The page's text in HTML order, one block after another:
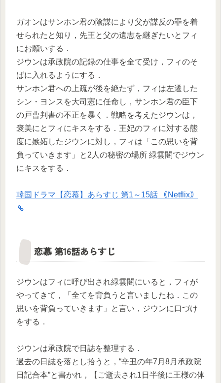
ガオンはサンホン君の陰謀により父が謀反の罪を着
せられたと知り，先王と父の遺志を継ぎたいとフィ
にお願いする．
ジウンは承政院の記録の仕事を全て受け，フィのそ
ばに入れるようにする．
サンホン君への上疏が後を絶たず，フィは左遷した
シン・ヨンスを大司憲に任命し，サンホン君の臣下
の戸曹判書の不正を暴く．戦略を考えたジウンは，
褒美にとフィにキスをする．王妃のフィに対する態
度に嫉妬したジウンに対し，フィは「この思いを背
負っていきます」と2人の秘密の場所 緑雲閣でジウン
にキスをする．
韓国ドラマ【恋慕】あらすじ 第1～15話 ｟Netflix｠
恋慕 第16話あらすじ
ジウンはフィに呼び出され緑雲閣にいると，フィが
やってきて，「全てを背負うと言いましたね．この
思いを背負っていきます」と言い，ジウンに口づけ
をする．
ジウンは承政院で日誌を整理する．
過去の日誌を落とし拾うと，“辛丑の年7月8月承政院
日記合本”と書かれ，【ご逝去され1日半後に王様の体